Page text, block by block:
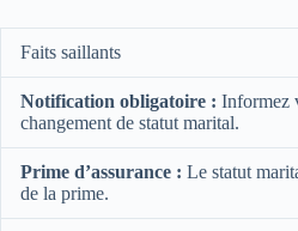
Faits saillants
Notification obligatoire : Informez
changement de statut marital.
Prime d’assurance : Le statut
de la prime.